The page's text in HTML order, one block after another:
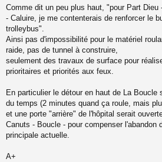
s
a
g
e
n
o
n
l
u
Comme dit un peu plus haut, "pour Part
- Caluire, je me contenterais de renforcer le
trolleybus".
Ainsi pas d'impossibilité pour le matériel
raide, pas de tunnel à construire,
seulement des travaux de surface pour
prioritaires et priorités aux feux.
En particulier le détour en haut de La Boucle
du temps (2 minutes quand ça roule, mais
et une porte "arrière" de l'hôpital serait
Canuts - Boucle - pour compenser l'abandon
principale actuelle.
A+